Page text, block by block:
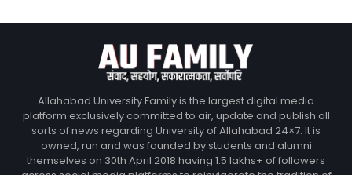
Allahabad University Family is the largest digital media
platform exclusively committed to air, update and publish all
sorts of news regarding University of Allahabad 24×7. It is
owned, run and was founded by students and alumni
themselves on 30th April 2018 having 1.5 lakhs+ of followers